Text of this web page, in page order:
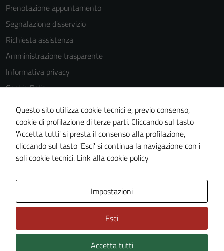
Prenotazione appuntamento
Segnalazione disservizio
Richiesta assistenza
Amministrazione trasparente
Informativa privacy
Cookie Policy
Note legali
Dichiarazione di accessibilità
Obiettivi di accessibilità
Piano di miglioramento del sito
Technical Design s.r.l.
Questo sito utilizza cookie tecnici e, previo consenso,
cookie di profilazione di terze parti. Cliccando sul tasto
'Accetta tutti' si presta il consenso alla profilazione,
cliccando sul tasto 'Esci' si continua la navigazione con i
soli cookie tecnici. Link alla cookie policy
Impostazioni
Esci
Accetta tutti